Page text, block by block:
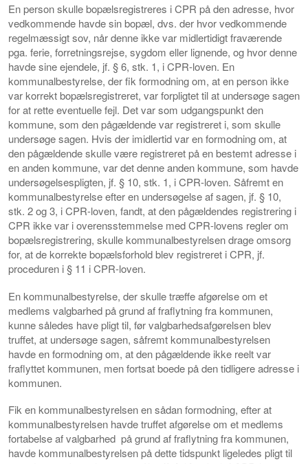
En person skulle bopælsregistreres i CPR på den adresse, hvor
vedkommende havde sin bopæl, dvs. der hvor vedkommende
regelmæssigt sov, når denne ikke var midlertidigt fraværende
pga. ferie, forretningsrejse, sygdom eller lignende, og hvor denne
havde sine ejendele, jf. § 6, stk. 1, i CPR-loven. En
kommunalbestyrelse, der fik formodning om, at en person ikke
var korrekt bopælsregistreret, var forpligtet til at undersøge sagen
for at rette eventuelle fejl. Det var som udgangspunkt den
kommune, som den pågældende var registreret i, som skulle
undersøge sagen. Hvis der imidlertid var en formodning om, at
den pågældende skulle være registreret på en bestemt adresse i
en anden kommune, var det denne anden kommune, som havde
undersøgelsespligten, jf. § 10, stk. 1, i CPR-loven. Såfremt en
kommunalbestyrelse efter en undersøgelse af sagen, jf. § 10,
stk. 2 og 3, i CPR-loven, fandt, at den pågældendes registrering i
CPR ikke var i overensstemmelse med CPR-lovens regler om
bopælsregistrering, skulle kommunalbestyrelsen drage omsorg
for, at de korrekte bopælsforhold blev registreret i CPR, jf.
proceduren i § 11 i CPR-loven.
En kommunalbestyrelse, der skulle træffe afgørelse om et
medlems valgbarhed på grund af fraflytning fra kommunen,
kunne således have pligt til, før valgbarhedsafgørelsen blev
truffet, at undersøge sagen, såfremt kommunalbestyrelsen
havde en formodning om, at den pågældende ikke reelt var
fraflyttet kommunen, men fortsat boede på den tidligere adresse i
kommunen.
Fik en kommunalbestyrelsen en sådan formodning, efter at
kommunalbestyrelsen havde truffet afgørelse om et medlems
fortabelse af valgbarhed på grund af fraflytning fra kommunen,
havde kommunalbestyrelsen på dette tidspunkt ligeledes pligt til